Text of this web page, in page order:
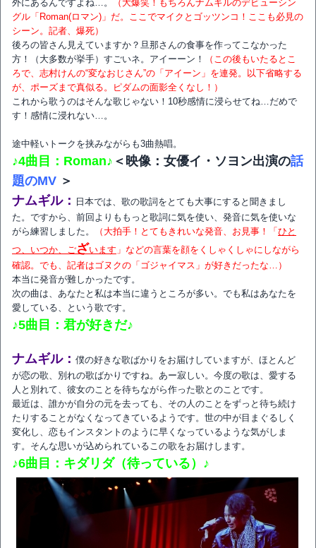
外にあるんですよね…。
（大爆笑！もちろんナムギルのデビューシン
グル「Roman(ロマン)」だ。ここでマイクとゴッツンコ！ここも必見の
シーン。記者、爆死）
後ろの皆さん見えていますか？旦那さんの食事を作ってこなかった
方！（大多数が挙手）すごいネ。アイーーン！
（この後もいたるとこ
ろで、志村けんの“変なおじさん”の「アイーン」を連発。以下省略する
が、ポーズまで真似る。ピダムの面影全くなし！）
これから歌うのはそんな歌じゃない！10秒感情に浸らせてね…だめで
す！感情に浸れない…。
途中軽いトークを挟みながらも3曲熱唱。
♪4曲目：Roman♪ ＜映像：女優イ・ソヨン出演の話
題のMV ＞
ナムギル：
日本では、歌の歌詞をとても大事にすると聞きまし
た。ですから、前回よりももっと歌詞に気を使い、発音に気を使いな
がら練習しました。
（大拍手！とてもきれいな発音、お見事！「 ひと
つ、いつか、ございます 」などの言葉を顔をくしゃくしゃにしながら
確認。でも、記者はゴヌクの「ゴジャイマス」が好きだったな…）
本当に発音が難しかったです。
次の曲は、あなたと私は本当に違うところが多い。でも私はあなたを
愛している、という歌です。
♪5曲目：君が好きだ♪
ナムギル： 僕の好きな歌ばかりをお届けしていますが、ほとんど
が恋の歌、別れの歌ばかりですね。あー寂しい。今度の歌は、愛する
人と別れて、彼女のことを待ちながら作った歌とのことです。
最近は、誰かが自分の元を去っても、その人のことをずっと待ち続け
たりすることがなくなってきているようです。世の中が目まぐるしく
変化し、恋もインスタントのように早くなっているような気がしま
す。そんな思いが込められているこの歌をお届けします。
♪6曲目：キダリダ（待っている）♪